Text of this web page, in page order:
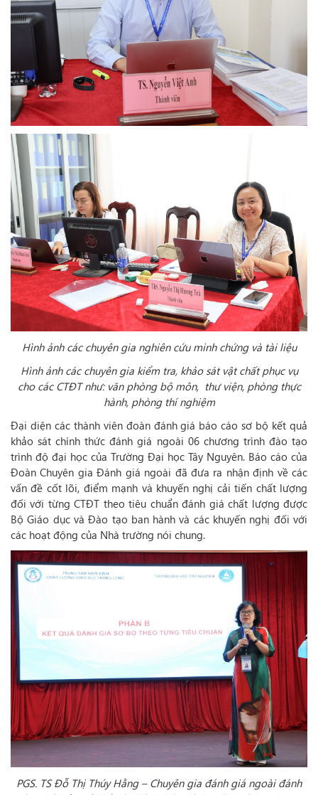
Hình ảnh các chuyên gia nghiên cứu minh chứng và tài liệu
Hình ảnh các chuyên gia kiểm tra, khảo sát vật chất phục vụ
cho các CTĐT như: văn phòng bộ môn, thư viện, phòng thực
hành, phòng thí nghiệm
Đại diện các thành viên đoàn đánh giá báo cáo sơ bộ kết quả
khảo sát chính thức đánh giá ngoài 06 chương trình đào tạo
trình độ đại học của Trường Đại học Tây Nguyên. Báo cáo của
Đoàn Chuyên gia Đánh giá ngoài đã đưa ra nhận định về các
vấn đề cốt lõi, điểm mạnh và khuyến nghị cải tiến chất lượng
đối với từng CTĐT theo tiêu chuẩn đánh giá chất lượng được
Bộ Giáo dục và Đào tạo ban hành và các khuyến nghị đối với
các hoạt động của Nhà trường nói chung.
PGS. TS Đỗ Thị Thúy Hằng – Chuyên gia đánh giá ngoài đánh